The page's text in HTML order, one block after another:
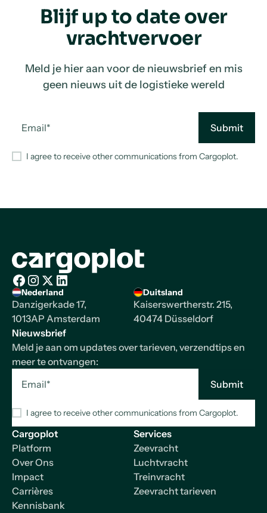
Blijf up to date over
vrachtvervoer
Meld je hier aan voor de nieuwsbrief en mis
geen nieuws uit de logistieke wereld
I agree to receive other communications from Cargoplot.
Homepage
Facebook
Instagram
X/Twitter
LinkedIn
Nederland
Danzigerkade 17,
1013AP Amsterdam
Duitsland
Kaiserswertherstr. 215,
40474 Düsseldorf
Cargoplot
Platform
Over Ons
Impact
Carrières
Kennisbank
Services
Zeevracht
Luchtvracht
Treinvracht
Zeevracht tarieven
Nieuwsbrief
Meld je aan om updates over tarieven, verzendtips en
meer te ontvangen:
I agree to receive other communications from Cargoplot.